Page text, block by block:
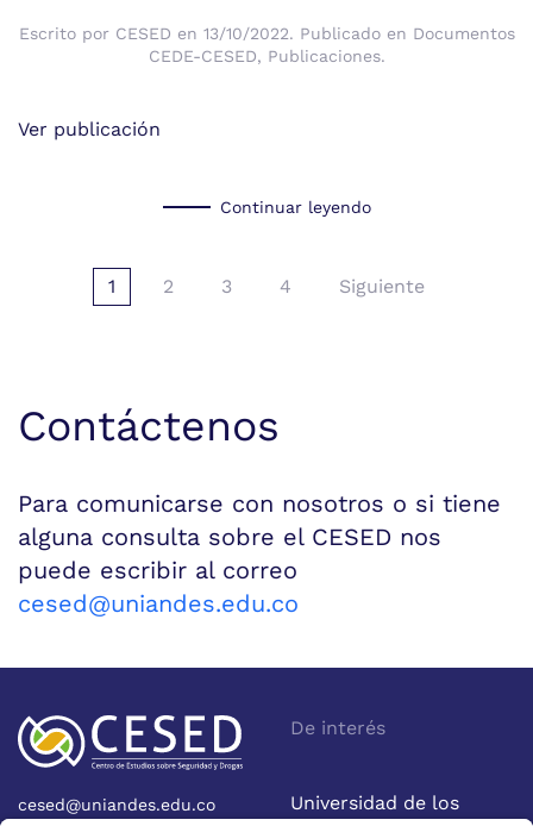
Escrito por CESED en 13/10/2022. Publicado en Documentos
CEDE-CESED, Publicaciones.
Ver publicación
Continuar leyendo
1 2 3 4 Siguiente
Contáctenos
Para comunicarse con nosotros o si tiene
alguna consulta sobre el CESED nos
puede escribir al correo
cesed@uniandes.edu.co
cesed@uniandes.edu.co
De interés
Universidad de los